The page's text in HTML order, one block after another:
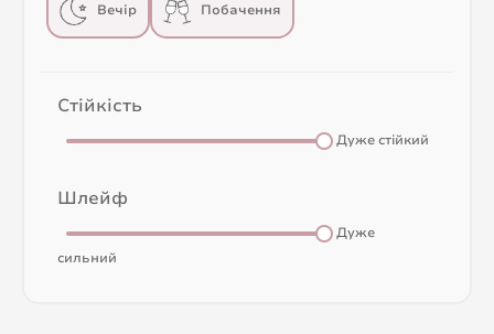
Вечір Побачення
Стійкість
Дуже стійкий
Шлейф
Дуже
сильний